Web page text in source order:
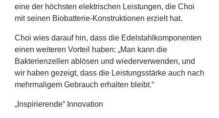
eine der höchsten elektrischen Leistungen, die Choi
mit seinen Biobatterie-Konstruktionen erzielt hat.
Choi wies darauf hin, dass die Edelstahlkomponenten
einen weiteren Vorteil haben: „Man kann die
Bakterienzellen ablösen und wiederverwenden, und
wir haben gezeigt, dass die Leistungsstärke auch nach
mehrmaligem Gebrauch erhalten bleibt.“
„ Inspirierende“ Innovation